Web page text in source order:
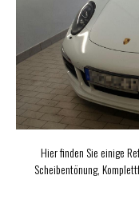
Hier finden Sie einige
Scheibentönung,